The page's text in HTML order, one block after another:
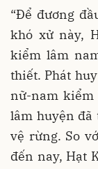
“Để đương
khó xử này,
kiểm lâm
thiết. Phát
nữ-nam kiểm
lâm huyện đã
vệ rừng. So
đến nay, Hạt